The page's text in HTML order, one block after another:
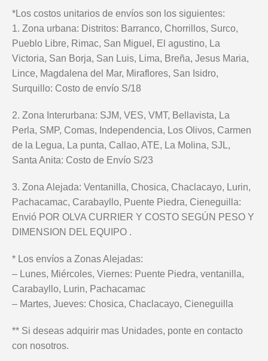
*Los costos unitarios de envíos son los siguientes:
1. Zona urbana: Distritos: Barranco, Chorrillos, Surco,
Pueblo Libre, Rimac, San Miguel, El agustino, La
Victoria, San Borja, San Luis, Lima, Breña, Jesus Maria,
Lince, Magdalena del Mar, Miraflores, San Isidro,
Surquillo: Costo de envío S/18
2. Zona Interurbana: SJM, VES, VMT, Bellavista, La
Perla, SMP, Comas, Independencia, Los Olivos, Carmen
de la Legua, La punta, Callao, ATE, La Molina, SJL,
Santa Anita: Costo de Envío S/23
3. Zona Alejada: Ventanilla, Chosica, Chaclacayo, Lurin,
Pachacamac, Carabayllo, Puente Piedra, Cieneguilla:
Envió POR OLVA CURRIER Y COSTO SEGÚN PESO Y
DIMENSION DEL EQUIPO .
* Los envíos a Zonas Alejadas:
– Lunes, Miércoles, Viernes: Puente Piedra, ventanilla,
Carabayllo, Lurin, Pachacamac
– Martes, Jueves: Chosica, Chaclacayo, Cieneguilla
** Si deseas adquirir mas Unidades, ponte en contacto
con nosotros.